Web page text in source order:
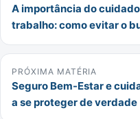
A importância do
trabalho: como evitar o
PRÓXIMA MATÉRIA
Seguro Bem-Estar e
a se proteger de verdade